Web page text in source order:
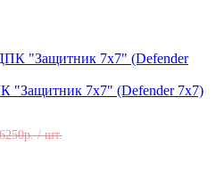
"Защитник 7х7" (Defender 7х7)
/ шт.